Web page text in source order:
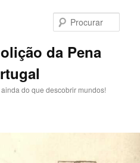
da Pena
do que descobrir mundos!